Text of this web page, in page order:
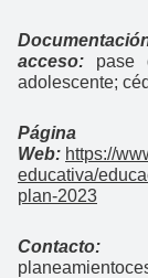
acceso:
pase
adolescente;
Página
Web: https://
educativa/
plan-2023
Contacto: